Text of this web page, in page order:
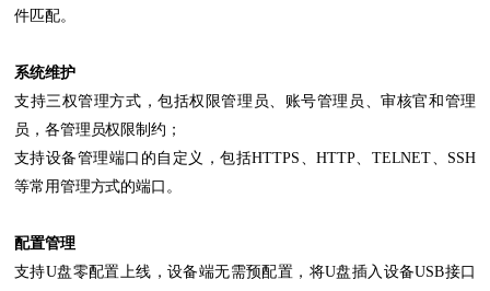
件匹配。
系统维护
支持三权管理方式，包括权限管理员、账号管理员、审核官和管理
员，各管理员权限制约；
支持设备管理端口的自定义，包括HTTPS、HTTP、TELNET、SSH
等常用管理方式的端口。
配置管理
支持U盘零配置上线，设备端无需预配置，将U盘插入设备USB接口